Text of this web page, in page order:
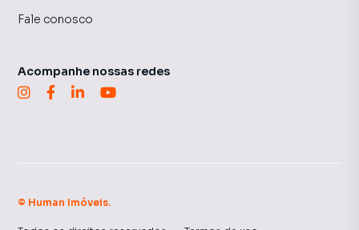
Fale conosco
Acompanhe nossas redes
© Human Imóveis.